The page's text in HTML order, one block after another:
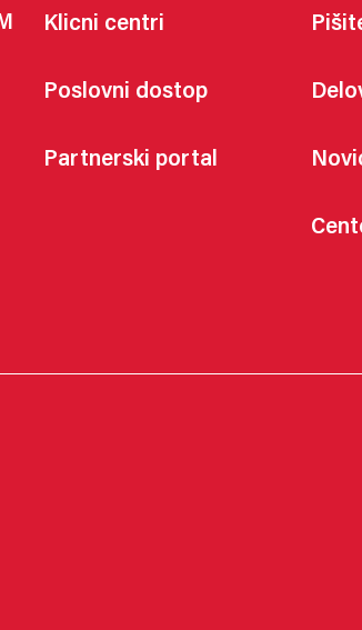
Klicni centri
Poslovni dostop
Partnerski portal